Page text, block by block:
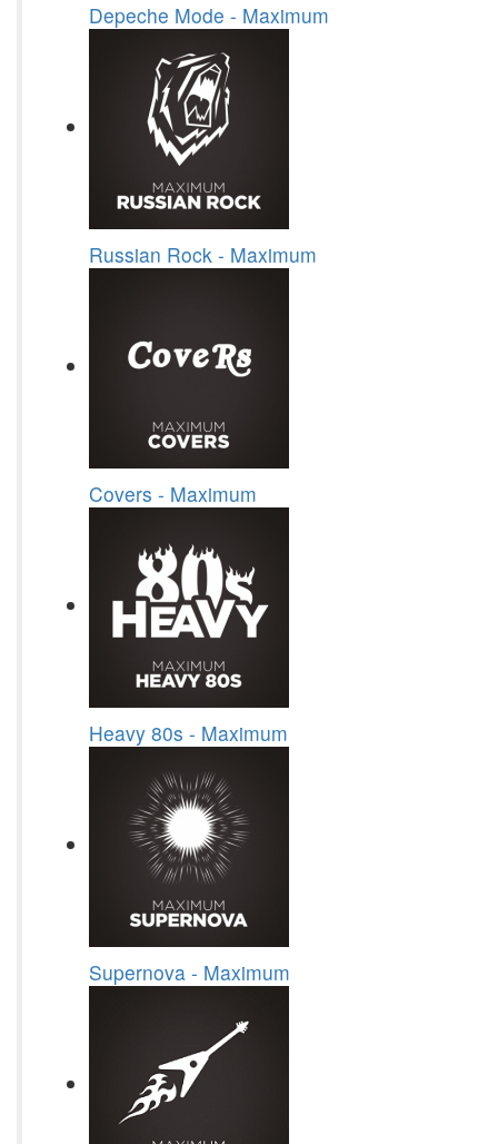
Depeche Mode - Maximum
Russian Rock - Maximum
Covers - Maximum
Heavy 80s - Maximum
Supernova - Maximum